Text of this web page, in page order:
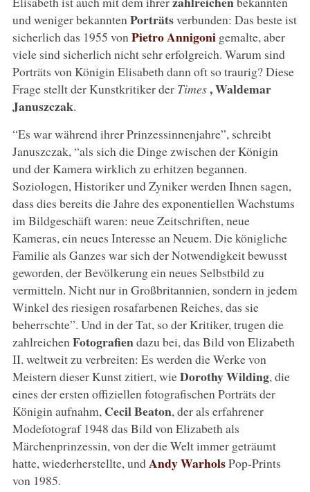
und weniger bekannten Porträtsverbunden: Das beste ist
sicherlich das 1955 von Pietro Annigoni gemalte, aber
viele sind sicherlich nicht sehr erfolgreich. Warum sind
Porträts von Königin Elisabeth dann oft so traurig? Diese
Frage stellt der Kunstkritiker der Times, Waldemar
Januszczak.
“Es war während ihrer Prinzessinnenjahre”, schreibt
Januszczak, “als sich die Dinge zwischen der Königin
und der Kamera wirklich zu erhitzen begannen.
Soziologen, Historiker und Zyniker werden Ihnen sagen,
dass dies bereits die Jahre des exponentiellen Wachstums
im Bildgeschäft waren: neue Zeitschriften, neue
Kameras, ein neues Interesse an Neuem. Die königliche
Familie als Ganzes war sich der Notwendigkeit bewusst
geworden, der Bevölkerung ein neues Selbstbild zu
vermitteln. Nicht nur in Großbritannien, sondern in jedem
Winkel des riesigen rosafarbenen Reiches, das sie
beherrschte”. Und in der Tat, so der Kritiker, trugen die
zahlreichen Fotografiendazu bei, das Bild von Elizabeth
II. weltweit zu verbreiten: Es werden die Werke von
Meistern dieser Kunst zitiert, wieDorothy Wilding, die
eines der ersten offiziellen fotografischen Porträts der
Königin aufnahm, Cecil Beaton, der als erfahrener
Modefotograf 1948 das Bild von Elizabeth als
Märchenprinzessin, von der die Welt immer geträumt
hatte, wiederherstellte, undAndy WarholsPop-Prints
von 1985.